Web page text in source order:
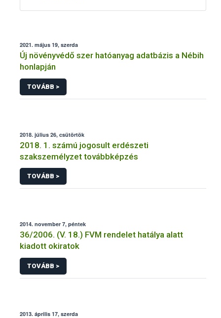
2021. május 19, szerda
Új növényvédő szer hatóanyag adatbázis a Nébih
honlapján
TOVÁBB >
2018. július 26, csütörtök
2018. 1. számú jogosult erdészeti
szakszemélyzet továbbképzés
TOVÁBB >
2014. november 7, péntek
36/2006. (V. 18.) FVM rendelet hatálya alatt
kiadott okiratok
TOVÁBB >
2013. április 17, szerda